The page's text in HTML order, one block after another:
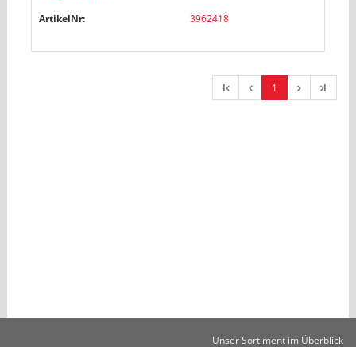
ArtikelNr: 3962418
l 1 l
Unser Sortiment im Überblick